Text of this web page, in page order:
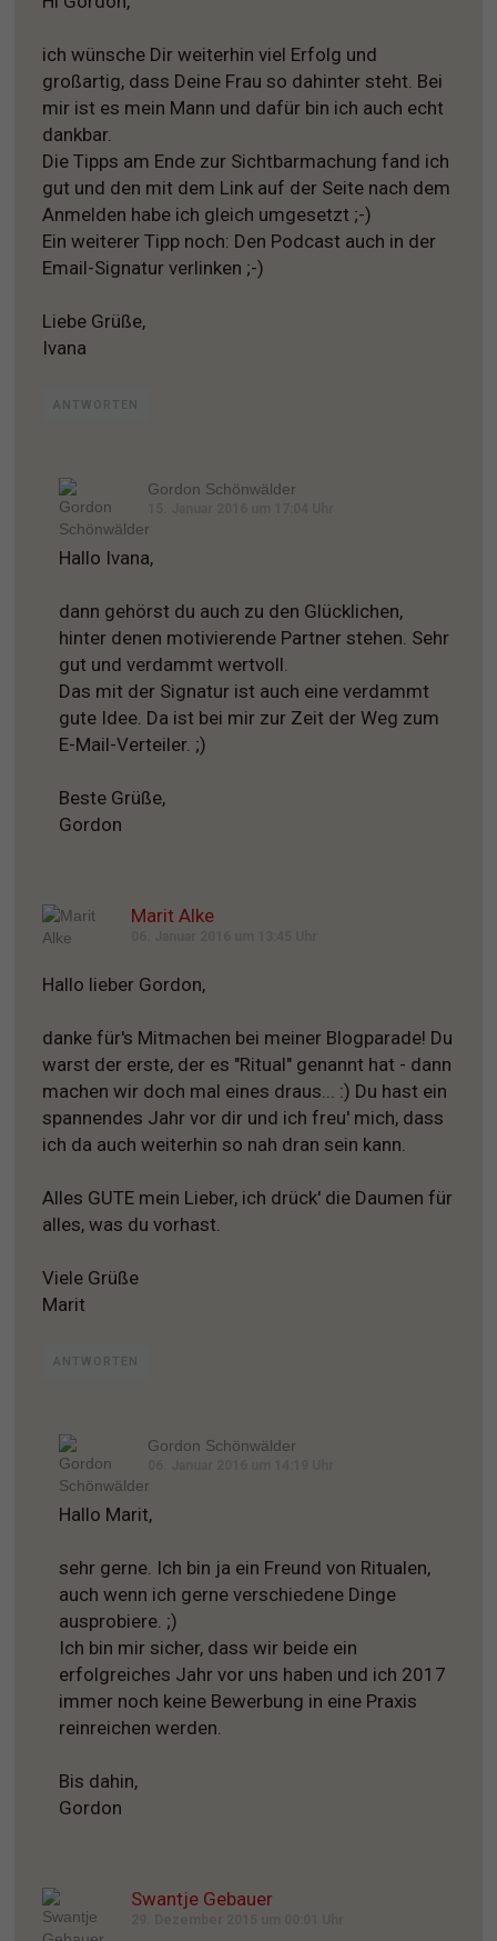
ich wünsche Dir weiterhin viel Erfolg und
großartig, dass Deine Frau so dahinter steht. Bei
mir ist es mein Mann und dafür bin ich auch echt
dankbar.
Die Tipps am Ende zur Sichtbarmachung fand ich
gut und den mit dem Link auf der Seite nach dem
Anmelden habe ich gleich umgesetzt ;-)
Ein weiterer Tipp noch: Den Podcast auch in der
Email-Signatur verlinken ;-)
Liebe Grüße,
Ivana
ANTWORTEN
Gordon Schönwälder
Hallo Ivana,
dann gehörst du auch zu den Glücklichen,
hinter denen motivierende Partner stehen. Sehr
gut und verdammt wertvoll.
Das mit der Signatur ist auch eine verdammt
gute Idee. Da ist bei mir zur Zeit der Weg zum
E-Mail-Verteiler. ;)
Beste Grüße,
Gordon
Marit Alke
Hallo lieber Gordon,
danke für's Mitmachen bei meiner Blogparade! Du
warst der erste, der es "Ritual" genannt hat - dann
machen wir doch mal eines draus... :) Du hast ein
spannendes Jahr vor dir und ich freu' mich, dass
ich da auch weiterhin so nah dran sein kann.
Alles GUTE mein Lieber, ich drück' die Daumen für
alles, was du vorhast.
Viele Grüße
Marit
ANTWORTEN
Gordon Schönwälder
Hallo Marit,
sehr gerne. Ich bin ja ein Freund von Ritualen,
auch wenn ich gerne verschiedene Dinge
ausprobiere. ;)
Ich bin mir sicher, dass wir beide ein
erfolgreiches Jahr vor uns haben und ich 2017
immer noch keine Bewerbung in eine Praxis
reinreichen werden.
Bis dahin,
Gordon
Swantje Gebauer